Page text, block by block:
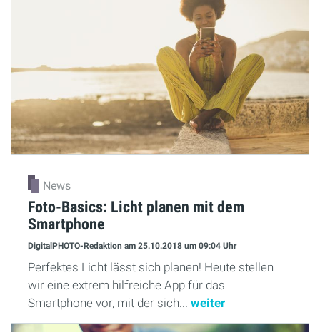
News
Foto-Basics: Licht planen mit dem
Smartphone
DigitalPHOTO-Redaktion am 25.10.2018 um 09:04 Uhr
Perfektes Licht lässt sich planen! Heute stellen
wir eine extrem hilfreiche App für das
Smartphone vor, mit der sich... weiter